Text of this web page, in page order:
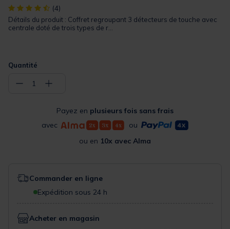
[object Object] out of 5 Customer Rating
(4)
Détails du produit : Coffret regroupant 3 détecteurs de touche avec
centrale doté de trois types de r...
Quantité
− 1 +
Payez en plusieurs fois sans frais
avec
ou
ou en 10x avec Alma
Commander en ligne
Expédition sous 24 h
Acheter en magasin